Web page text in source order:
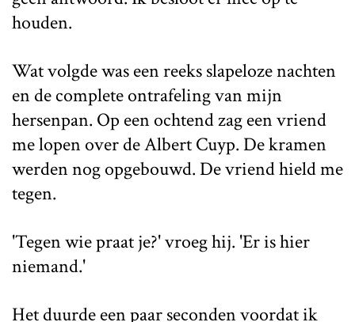
houden.
Wat volgde was een reeks slapeloze nachten
en de complete ontrafeling van mijn
hersenpan. Op een ochtend zag een vriend
me lopen over de Albert Cuyp. De kramen
werden nog opgebouwd. De vriend hield me
tegen.
'Tegen wie praat je?' vroeg hij. 'Er is hier
niemand.'
Het duurde een paar seconden voordat ik